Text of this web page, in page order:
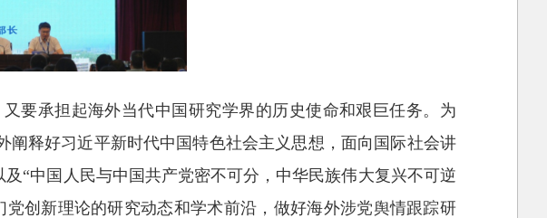
要承担起海外当代中国研究学界的历史使命和艰巨任务。为
释好习近平新时代中国特色社会主义思想，面向国际社会讲
“中国人民与中国共产党密不可分，中华民族伟大复兴不可逆
创新理论的研究动态和学术前沿，做好海外涉党舆情跟踪研